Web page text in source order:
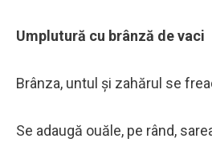
Umplutură cu brânză de vaci
Brânza, untul și zahărul se
Se adaugă ouăle, pe rând,